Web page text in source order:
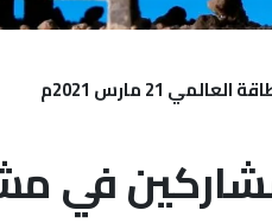
21 مارس 2021م
في